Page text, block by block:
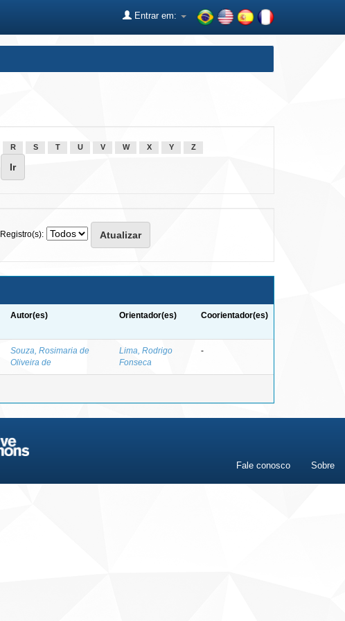
Entrar em:
R S T U V W X Y Z
Registro(s):
Autor(es) Orientador(es) Coorientador(es)
Souza, Rosimaria de
Oliveira de
Lima, Rodrigo
Fonseca
-
Fale conosco Sobre